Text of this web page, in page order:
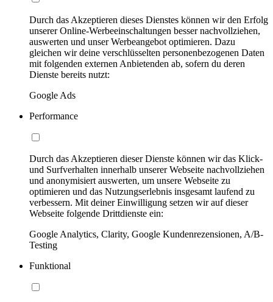
Durch das Akzeptieren dieses Dienstes können wir den Erfolg
unserer Online-Werbeeinschaltungen besser nachvollziehen,
auswerten und unser Werbeangebot optimieren. Dazu
gleichen wir deine verschlüsselten personenbezogenen Daten
mit folgenden externen Anbietenden ab, sofern du deren
Dienste bereits nutzt:
Google Ads
Performance
Durch das Akzeptieren dieser Dienste können wir das Klick-
und Surfverhalten innerhalb unserer Webseite nachvollziehen
und anonymisiert auswerten, um unsere Webseite zu
optimieren und das Nutzungserlebnis insgesamt laufend zu
verbessern. Mit deiner Einwilligung setzen wir auf dieser
Webseite folgende Drittdienste ein:
Google Analytics, Clarity, Google Kundenrezensionen, A/B-
Testing
Funktional